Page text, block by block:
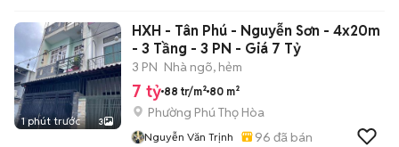
1 phút trước 3
HXH - Tân Phú - Nguyễn Sơn - 4x20m
- 3 Tầng - 3 PN - Giá 7 Tỷ
3 PN Nhà ngõ, hẻm
7 tỷ 88 tr/m² 80 m²
Phường Phú Thọ Hòa
Nguyễn Văn Trịnh 96 đã bán